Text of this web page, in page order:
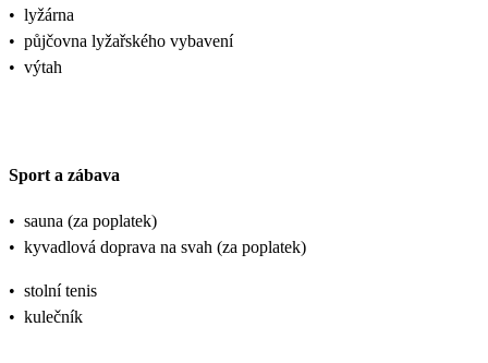
• lyžárna
• půjčovna lyžařského vybavení
• výtah
Sport a zábava
• sauna (za poplatek)
• kyvadlová doprava na svah (za poplatek)
• stolní tenis
• kulečník